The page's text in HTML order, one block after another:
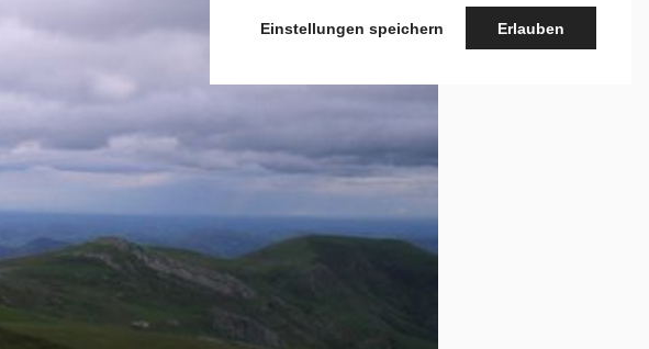
Einstellungen speichern Erlauben